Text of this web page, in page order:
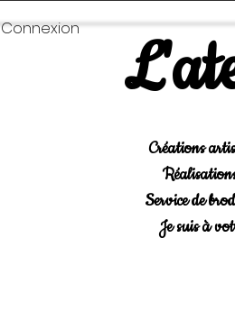
Connexion
Créations
Service de
Je suis à